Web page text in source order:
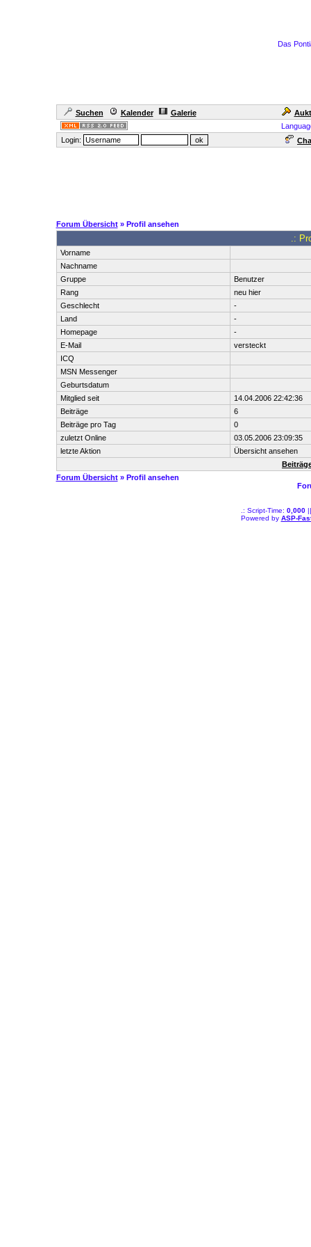
Das
Suchen Kalender Galerie
Login:
Forum Übersicht» Profil ansehen
.:
Vorname
Nachname
Gruppe
Benutzer
Rang
neu hier
Geschlecht
-
Land
-
Homepage
-
E-Mail
versteckt
ICQ
MSN Messenger
Geburtsdatum
Mitglied seit
14.04.2006 22:42:36
Beiträge
6
Beiträge pro Tag
0
zuletzt Online
03.05.2006 23:09:35
letzte Aktion
Übersicht ansehen
Forum Übersicht» Profil ansehen
.: Script-Time: 0,000||
Powered by ASP-